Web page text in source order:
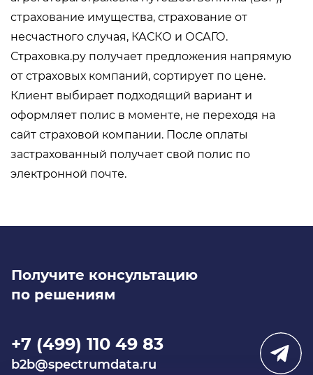
страхование имущества, страхование от
несчастного случая, КАСКО и ОСАГО.
Страховка.ру получает предложения напрямую
от страховых компаний, сортирует по цене.
Клиент выбирает подходящий вариант и
оформляет полис в моменте, не переходя на
сайт страховой компании. После оплаты
застрахованный получает свой полис по
электронной почте.
Получите консультацию
по решениям
+7 (499) 110 49 83
b2b@spectrumdata.ru